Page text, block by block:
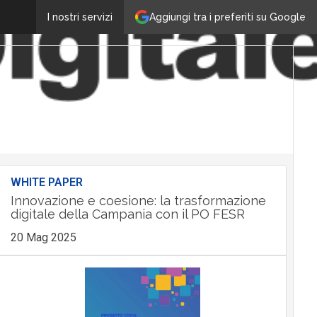
Aggiungi tra i preferiti su Google
I nostri servizi
WHITE PAPER
Innovazione e coesione: la trasformazione
digitale della Campania con il PO FESR
20 Mag 2025